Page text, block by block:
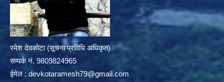
रमेश देवकोटा (सूचना प्रविधि अधिकृत)
सम्पर्क न‌ं. 9809824965
ईमेल : devkotaramesh79@gmail.com